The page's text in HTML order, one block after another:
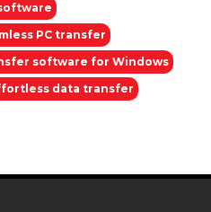
PC transfer
software for Windows
data transfer